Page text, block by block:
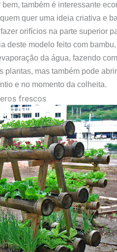
também é interessante
quer uma ideia criativa e
orifícios na parte superior
deste modelo feito com
da água, fazendo
plantas, mas também pode
e no momento da colheita.